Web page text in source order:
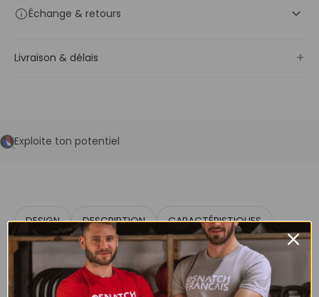
infoÉchange & retours keyboard_arrow_down
Livraison & délais +
Exploite ton potentiel
DESIGN DESCRIPTION CARACTÉRISTIQUES